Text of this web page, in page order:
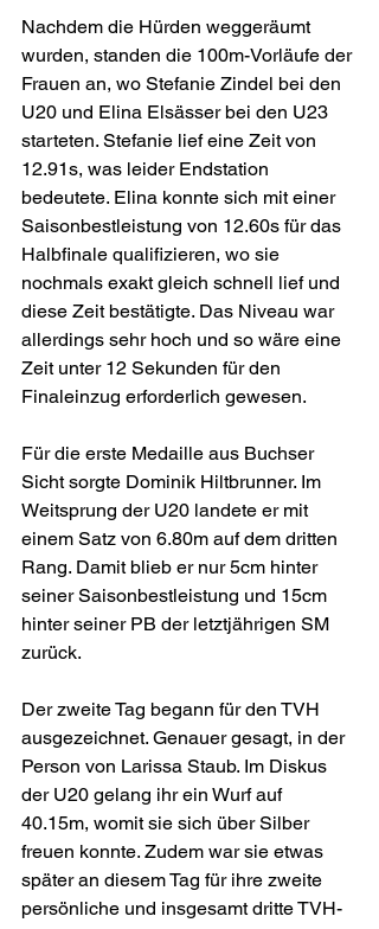
Nachdem die Hürden weggeräumt
wurden, standen die 100m-Vorläufe der
Frauen an, wo Stefanie Zindel bei den
U20 und Elina Elsässer bei den U23
starteten. Stefanie lief eine Zeit von
12.91s, was leider Endstation
bedeutete. Elina konnte sich mit einer
Saisonbestleistung von 12.60s für das
Halbfinale qualifizieren, wo sie
nochmals exakt gleich schnell lief und
diese Zeit bestätigte. Das Niveau war
allerdings sehr hoch und so wäre eine
Zeit unter 12 Sekunden für den
Finaleinzug erforderlich gewesen.
Für die erste Medaille aus Buchser
Sicht sorgte Dominik Hiltbrunner. Im
Weitsprung der U20 landete er mit
einem Satz von 6.80m auf dem dritten
Rang. Damit blieb er nur 5cm hinter
seiner Saisonbestleistung und 15cm
hinter seiner PB der letztjährigen SM
zurück.
Der zweite Tag begann für den TVH
ausgezeichnet. Genauer gesagt, in der
Person von Larissa Staub. Im Diskus
der U20 gelang ihr ein Wurf auf
40.15m, womit sie sich über Silber
freuen konnte. Zudem war sie etwas
später an diesem Tag für ihre zweite
persönliche und insgesamt dritte TVH-